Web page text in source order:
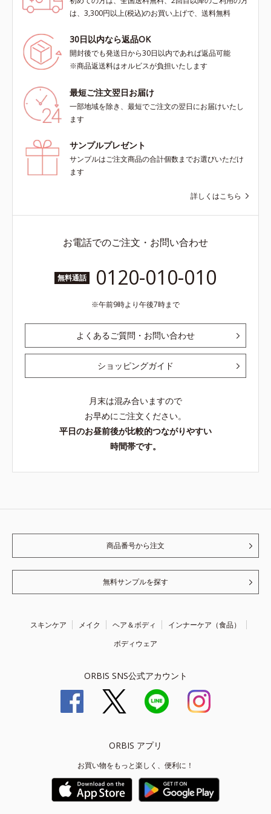
は、3,300円以上(税込)のお買い上げで、送料無料
30日以内なら返品OK
開封後でも発送日から30日以内であれば返品可能
※商品返送料はオルビスが負担いたします
最短ご注文翌日お届け
一部地域を除き、最短でご注文の翌日にお届けいたし
ます
サンプルプレゼント
サンプルはご注文商品の合計個数までお選びいただけ
ます
詳しくはこちら
お電話でのご注文・お問い合わせ
無料通話 0120-010-010
午前9時より午後7時まで
よくあるご質問・お問い合わせ
ショッピングガイド
月末は混み合いますので
お早めにご注文ください。
平日のお昼前後が比較的つながりやすい
時間帯です。
商品番号から注文
無料サンプルを探す
スキンケア メイク ヘア＆ボディ
インナーケア（食品）
ボディウェア
ORBIS SNS公式アカウント
ORBIS アプリ
お買い物をもっと楽しく、便利に！